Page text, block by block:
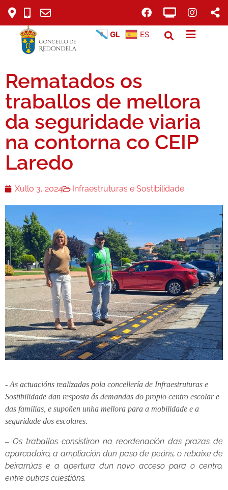
GL ES
Rematados os
traballos de mellora
da seguridade viaria
na contorna co CEIP
Laredo
Xullo 3, 2024 Infraestruturas e Sostibilidade
- As actuacións realizadas pola concellería de Infraestruturas e
Sostibilidade dan resposta ás demandas do propio centro escolar e
das familias, e supoñen unha mellora para a mobilidade e a
seguridade dos escolares.
– Os traballos consistiron na reordenación das prazas de
aparcadoiro, a ampliación dun paso de peóns, o rebaixe de
beirarrúas e a apertura dun novo acceso para o centro,
entre outras cuestións.